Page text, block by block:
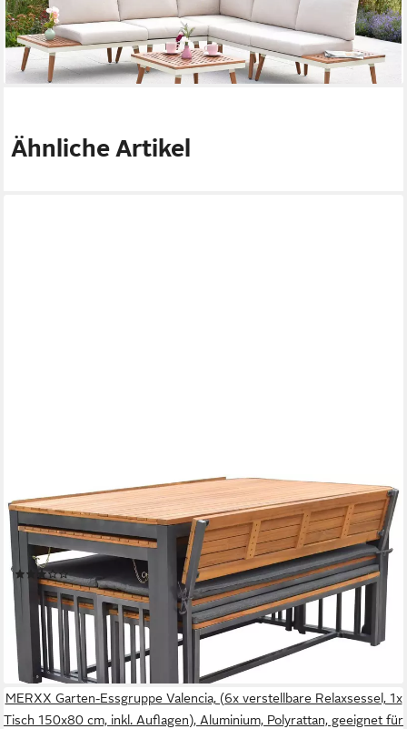
-61%
lieferbar - in 4-5 Werktagen bei dir
Ähnliche Artikel
MERXX
Garten-Essgruppe Milos, (Set, 10-tlg., 4 Bänke (2x mit und 2x
ohne Rückenlehne), 2 Tische, 4 Sitzkissen), Set ist komplett
ineinander verstaubar, geeignet für 12 Personen
(12)
920,03 € UVP2.374,90 €
-61%
lieferbar - in 4-5 Werktagen bei dir
MERXX Garten-Essgruppe Valencia, (6x verstellbare Relaxsessel, 1x
Tisch 150x80 cm, inkl. Auflagen), Aluminium, Polyrattan, geeignet für